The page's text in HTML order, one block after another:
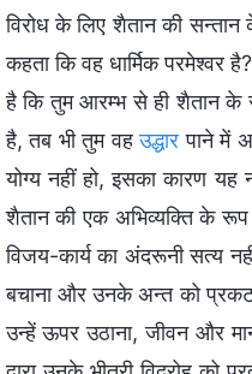
विरोध के लिए शैतान की सन्तान
कहता कि वह धार्मिक
है कि तुम आरम्भ से ही शैतान के
है, तब भी तुम वहउद्धार पाने में
योग्य नहीं हो, इसका कारण यह
शैतान की एक अभिव्यक्ति के
विजय-कार्य का अंदरूनी सत्य
बचाना और उनके अन्त को प्रकट
उन्हें ऊपर उठाना, जीवन और